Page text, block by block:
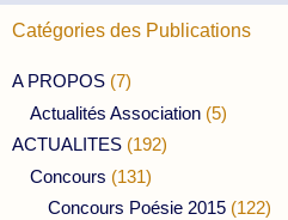
Catégories des Publications
A PROPOS (7)
Actualités Association (5)
ACTUALITES (192)
Concours (131)
Concours Poésie 2015 (122)